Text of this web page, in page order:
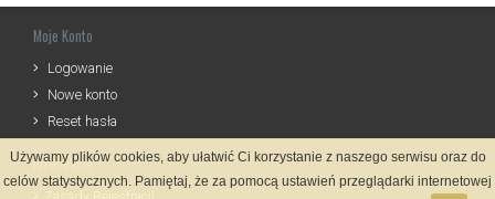
Moje Konto
Logowanie
Nowe konto
Reset hasła
Informacje
Używamy plików cookies, aby ułatwić Ci korzystanie z naszego serwisu oraz do
celów statystycznych. Pamiętaj, że za pomocą ustawień przeglądarki internetowej